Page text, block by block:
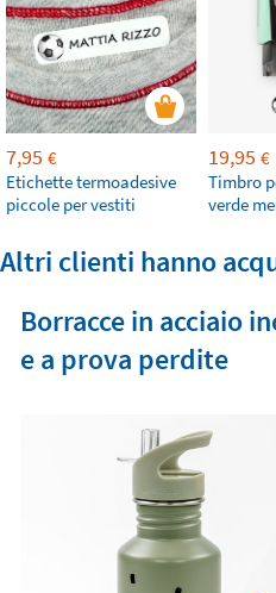
7,95 €
Etichette termoadesive
piccole per vestiti
19,95 €
Timbro
verde
Altri clienti hanno
Borracce in acciaio
e a prova perdite